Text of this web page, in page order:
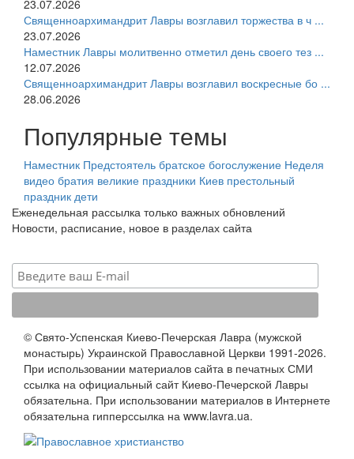
23.07.2026
Священноархимандрит Лавры возглавил торжества в ч ...
23.07.2026
Наместник Лавры молитвенно отметил день своего тез ...
12.07.2026
Священноархимандрит Лавры возглавил воскресные бо ...
28.06.2026
Популярные темы
Наместник Предстоятель братское богослужение Неделя
видео братия великие праздники Киев престольный
праздник дети
Еженедельная рассылка только важных обновлений
Новости, расписание, новое в разделах сайта
© Свято-Успенская Киево-Печерская Лавра (мужской
монастырь) Украинской Православной Церкви 1991-2026.
При использовании материалов сайта в печатных СМИ
ссылка на официальный сайт Киево-Печерской Лавры
обязательна. При использовании материалов в Интернете
обязательна гипперссылка на www.lavra.ua.